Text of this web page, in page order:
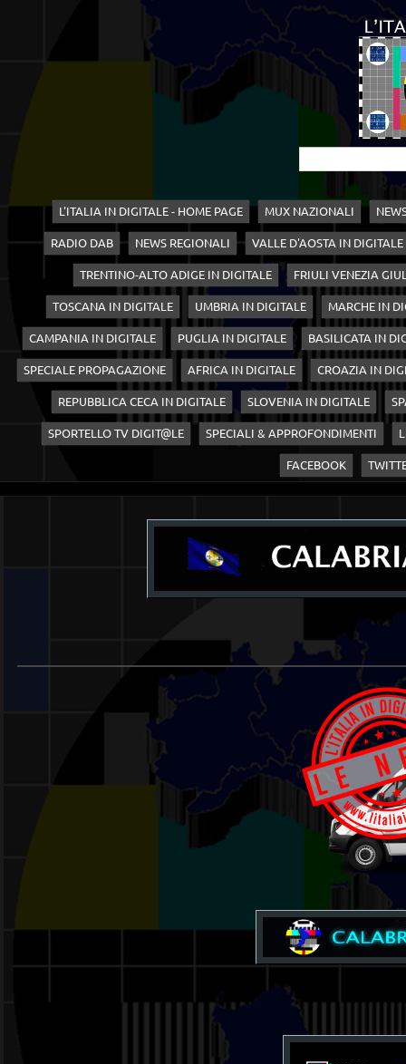
L'ITALIA IN DIGITALE - HOME PAGE MUX NAZIONALI
RADIO DAB NEWS REGIONALI VALLE D'AOSTA IN DIGITALE
TRENTINO-ALTO ADIGE IN DIGITALE FRIULI VENEZIA
TOSCANA IN DIGITALE UMBRIA IN DIGITALE MARCHE IN
CAMPANIA IN DIGITALE PUGLIA IN DIGITALE BASILICATA IN
SPECIALE PROPAGAZIONE AFRICA IN DIGITALE CROAZIA IN
REPUBBLICA CECA IN DIGITALE SLOVENIA IN DIGITALE
SPORTELLO TV DIGIT@LE SPECIALI & APPROFONDIMENTI
FACEBOOK